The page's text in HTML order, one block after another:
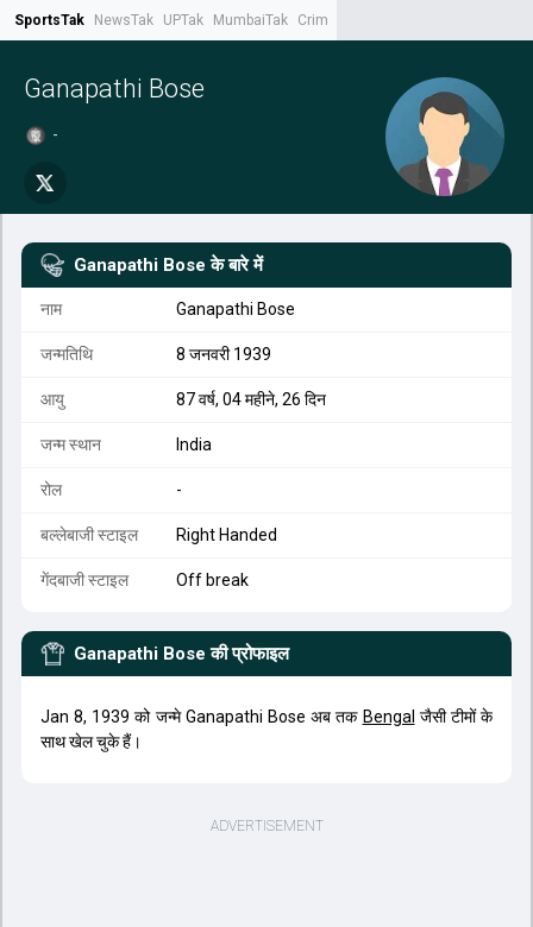
SportsTak NewsTak UPTak MumbaiTak CrimeTak
Ganapathi Bose
-
Ganapathi Bose के बारे में
नाम Ganapathi Bose
जन्मतिथि 8 जनवरी 1939
आयु 87 वर्ष, 04 महीने, 26 दिन
जन्म स्थान India
रोल -
बल्लेबाजी स्टाइल Right Handed
गेंदबाजी स्टाइल Off break
Ganapathi Bose की प्रोफाइल
Jan 8, 1939 को जन्मे Ganapathi Bose अब तक Bengal जैसी टीमों के
साथ खेल चुके हैं।